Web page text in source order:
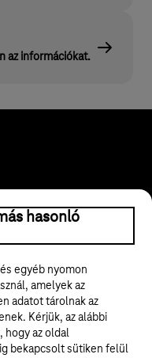
az információkat.
hasonló
egyéb nyomon
amelyek az
adatot tárolnak az
Kérjük, az alábbi
hogy az oldal
bekapcsolt sütiken felül